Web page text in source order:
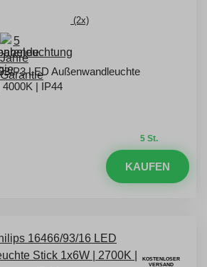
(2x)
P3 LED Außenwandleuchte
| IP44
5 St.
KAUFEN
KOSTENLOSER
VERSAND